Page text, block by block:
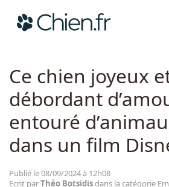
Races
Guides
CHIEN.FR ACTUALITÉS
Ce chien joyeux
débordant
entouré
dans un film
Publié le 08/09/2024 à 12h08
Ecrit parThéo Botsidisdans la catégorie